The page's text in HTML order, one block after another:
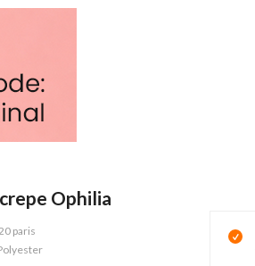
Ophilia
paris